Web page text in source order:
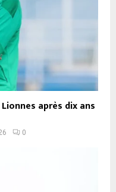
après dix ans
0